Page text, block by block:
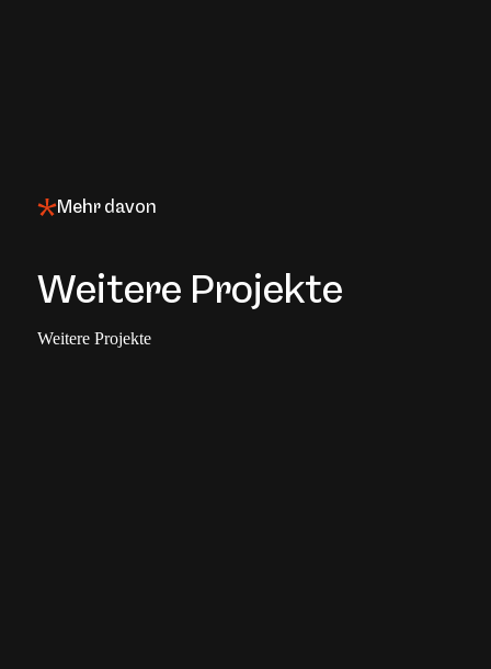
Mehr davon
Weitere Projekte
Weitere Projekte